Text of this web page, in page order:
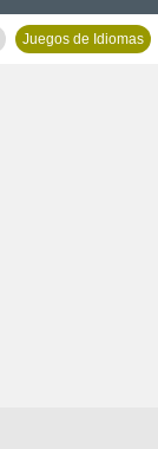
Juegos de Idiomas